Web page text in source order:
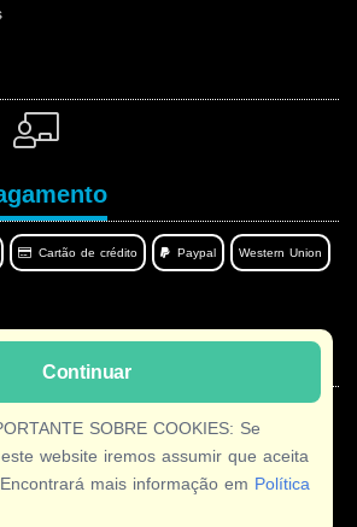
Continuar
SOBRE COOKIES: Se
website iremos assumir que aceita
mais informação em Política
Cartão de crédito Paypal Western Union
Afilnet· Todos os direitos reservados